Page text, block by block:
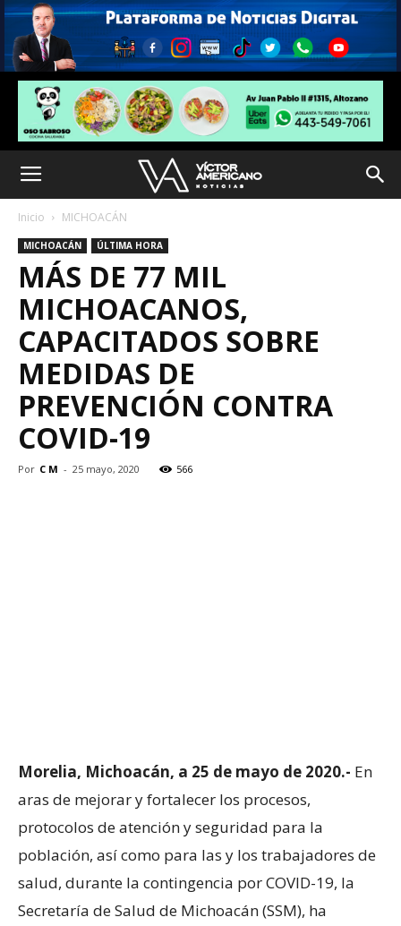
Inicio MICHOACÁN
MICHOACÁN ÚLTIMA HORA
MÁS DE 77 MIL
MICHOACANOS,
CAPACITADOS SOBRE
MEDIDAS DE
PREVENCIÓN CONTRA
COVID-19
Por C M - 25 mayo, 2020 566
Morelia, Michoacán, a 25 de mayo de 2020.- En
aras de mejorar y fortalecer los procesos,
protocolos de atención y seguridad para la
población, así como para las y los trabajadores de
salud, durante la contingencia por COVID-19, la
Secretaría de Salud de Michoacán (SSM), ha